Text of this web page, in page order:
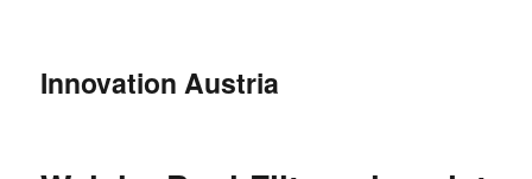
Innovation Austria